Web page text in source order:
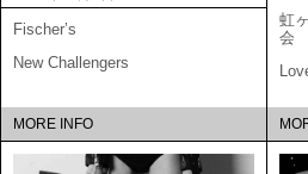
Fischer’s
New Challengers
MORE INFO
虹
会